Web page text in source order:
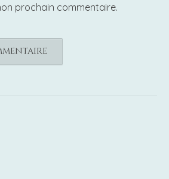
prochain commentaire.